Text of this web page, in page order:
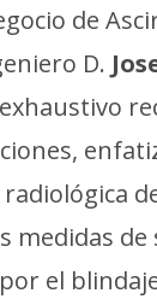
de
D.
medidas
el